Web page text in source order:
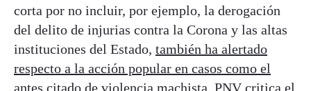
corta por no incluir, por ejemplo, la derogación
del delito de injurias contra la Corona y las altas
instituciones del Estado, también ha alertado
respecto a la acción popular en casos como el
antes citado de violencia machista . PNV critica el